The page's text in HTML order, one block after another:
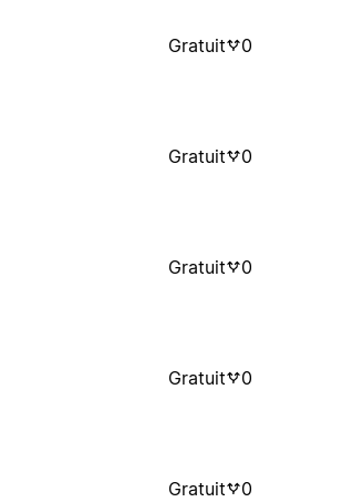
Gratuit 0
Gratuit 0
Gratuit 0
Gratuit 0
Gratuit 0